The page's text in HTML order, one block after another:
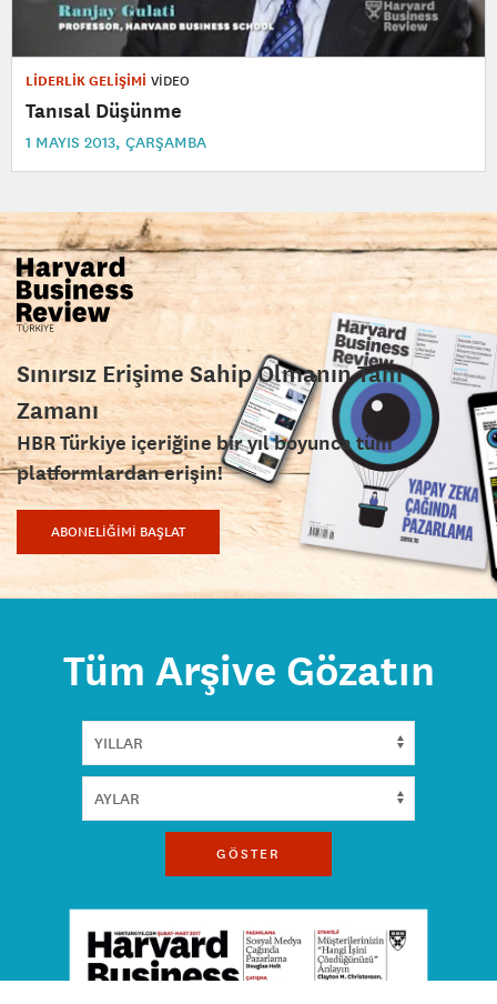
LİDERLİK GELİŞİMİ VİDEO
Tanısal Düşünme
1 MAYIS 2013, ÇARŞAMBA
Sınırsız Erişime Sahip Olmanın Tam
Zamanı
HBR Türkiye içeriğine bir yıl boyunca tüm
platformlardan erişin!
ABONELİĞİMİ BAŞLAT
Tüm Arşive Gözatın
GÖSTER